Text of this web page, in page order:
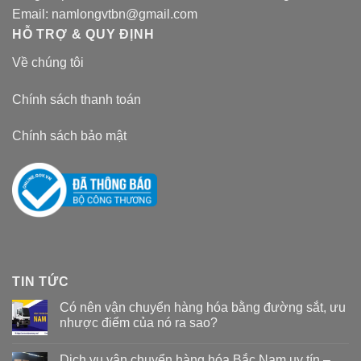
Email: namlongvtbn@gmail.com
HỖ TRỢ & QUY ĐỊNH
Về chúng tôi
Chính sách thanh toán
Chính sách bảo mật
TIN TỨC
Có nên vận chuyển hàng hóa bằng đường sắt, ưu
nhược điểm của nó ra sao?